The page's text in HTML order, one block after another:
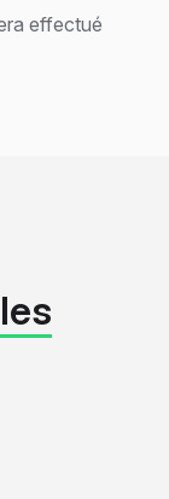
effectué